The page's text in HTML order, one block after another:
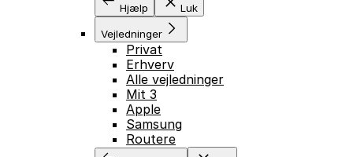
Hjælp Luk
Vejledninger
Privat
Erhverv
Alle vejledninger
Mit 3
Apple
Samsung
Routere